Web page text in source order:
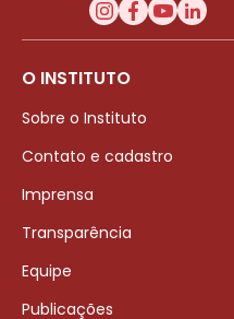
O INSTITUTO
Sobre o Instituto
Contato e cadastro
Imprensa
Transparência
Equipe
Publicações